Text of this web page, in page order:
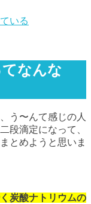
いる
なんな
う〜んて感じの人
段滴定になって、
とめようと思いま
炭酸ナトリウムの